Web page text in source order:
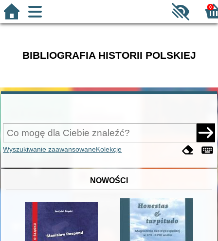
0
BIBLIOGRAFIA HISTORII POLSKIEJ
Wyszukiwanie zaawansowaneKolekcje
NOWOŚCI